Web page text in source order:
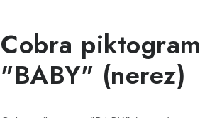
Cobra piktogram
"BABY" (nerez)